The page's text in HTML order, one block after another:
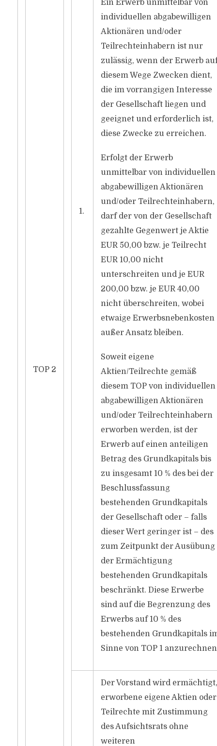
TOP 2
1.
Ein Erwerb unmittelbar von
individuellen abgabewilligen
Aktionären und/oder
Teilrechteinhabern ist nur
zulässig, wenn der Erwerb
diesem Wege Zwecken dient,
die im vorrangigen Interesse
der Gesellschaft liegen und
geeignet und erforderlich ist,
diese Zwecke zu erreichen.
Erfolgt der Erwerb
unmittelbar von individuellen
abgabewilligen Aktionären
und/oder Teilrechteinhabern,
darf der von der Gesellschaft
gezahlte Gegenwert je Aktie
EUR 50,00 bzw. je Teilrecht
EUR 10,00 nicht
unterschreiten und je EUR
200,00 bzw. je EUR 40,00
nicht überschreiten, wobei
etwaige Erwerbsnebenkosten
außer Ansatz bleiben.
Soweit eigene
Aktien/Teilrechte gemäß
diesem TOP von individuellen
abgabewilligen Aktionären
und/oder Teilrechteinhabern
erworben werden, ist der
Erwerb auf einen anteiligen
Betrag des Grundkapitals bis
zu insgesamt 10 % des bei der
Beschlussfassung
bestehenden Grundkapitals
der Gesellschaft oder – falls
dieser Wert geringer ist – des
zum Zeitpunkt der Ausübung
der Ermächtigung
bestehenden Grundkapitals
beschränkt. Diese Erwerbe
sind auf die Begrenzung des
Erwerbs auf 10 % des
bestehenden Grundkapitals
Sinne von TOP 1
Der Vorstand wird ermächtigt,
erworbene eigene Aktien oder
Teilrechte mit Zustimmung
des Aufsichtsrats ohne
weiteren